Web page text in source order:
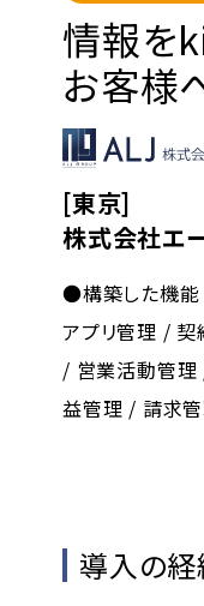
情報を
お客様
[東京]
株式会社エ
●構築した機能
アプリ管理 /
/ 営業活動管理
益管理 / 請求
導入の経